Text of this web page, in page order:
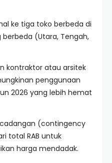
ke tiga toko berbeda di
(Utara, Tengah,
kontraktor atau arsitek
penggunaan
2026 yang lebih hemat
(contingency
total RAB untuk
harga mendadak.